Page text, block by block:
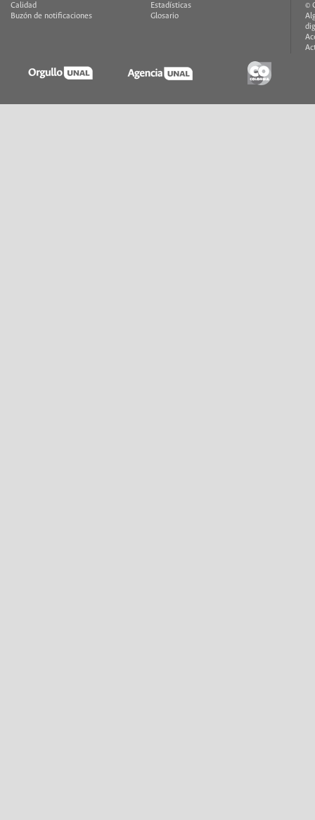
Calidad
Buzón de notificaciones
Estadísticas
Glosario
©